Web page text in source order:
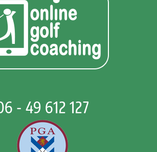
- 49 612 127